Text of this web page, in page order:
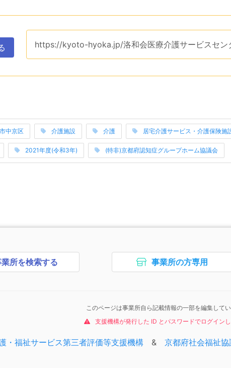
ドへコピーするためのユーティリティエリアです。クリップ
このページのURLは、
https://kyoto-hyoka.jp/洛和会医療介護サービスセン
エリアです。関連ワードそれぞれは当サイトのカテゴリー
中京区 介護施設 介護 居宅介護サービス・介護保険施
2021年度(令和3年) (特非)京都府認知症グループホーム協議会
は以上です。
次のコンテンツはページのフッタ
ボタン2、
所を検索する
ボタン3、
事業所の方専用
このページは事業所自ら記載情報の一部を編集してい
支援機構が発行した ID とパスワードでログインし
次のエリアはコピーライトの情報です
・福祉サービス第三者評価等支援機構& 京都府社会福祉協